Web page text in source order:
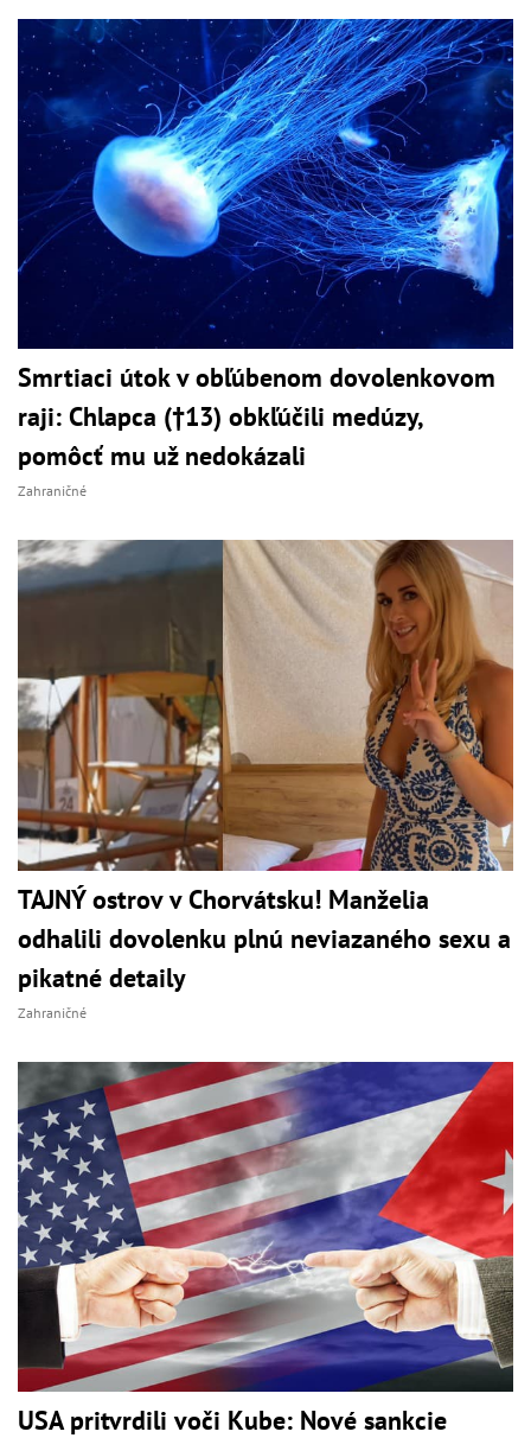
Smrtiaci útok v obľúbenom dovolenkovom
raji: Chlapca (†13) obkľúčili medúzy,
pomôcť mu už nedokázali
Zahraničné
TAJNÝ ostrov v Chorvátsku! Manželia
odhalili dovolenku plnú neviazaného sexu a
pikatné detaily
Zahraničné
USA pritvrdili voči Kube: Nové sankcie